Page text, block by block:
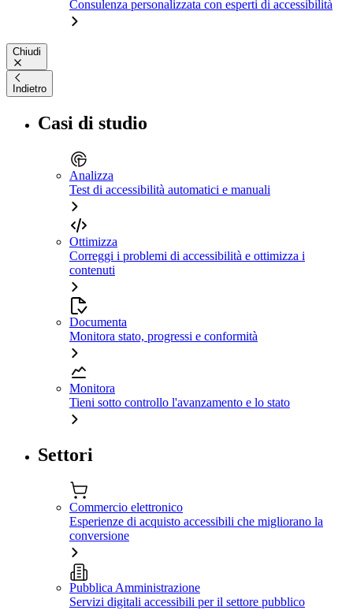
Consulenza personalizzata con esperti di accessibilità
Chiudi
Indietro
Casi di studio
Analizza
Test di accessibilità automatici e manuali
Ottimizza
Correggi i problemi di accessibilità e ottimizza i
contenuti
Documenta
Monitora stato, progressi e conformità
Monitora
Tieni sotto controllo l'avanzamento e lo stato
Settori
Commercio elettronico
Esperienze di acquisto accessibili che migliorano la
conversione
Pubblica Amministrazione
Servizi digitali accessibili per il settore pubblico